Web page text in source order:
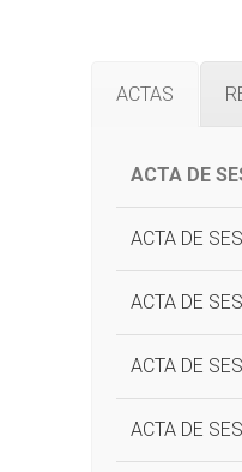
ACTAS
ACTA DE
ACTA DE
ACTA DE
ACTA DE
ACTA DE